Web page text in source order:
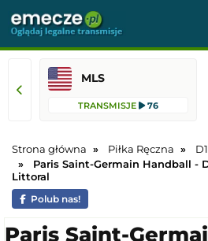
MLS
TRANSMISJE 76
Strona główna Piłka Ręczna
D1
Paris Saint-Germain Handball -
Littoral
Polub nas!
Paris Saint-